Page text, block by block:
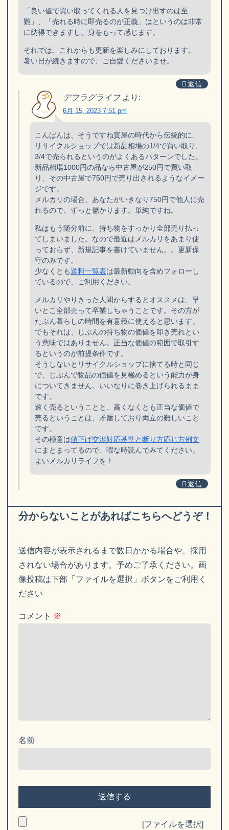
「良い値で買い取ってくれる人を見つけ出すのは至
難」、「売れる時に即売るのが正義」はというのは非常
に納得できますし、身をもって感じます。
それでは、これからも更新を楽しみにしております。
暑い日が続きますので、ご自愛くださいませ。
返信
デフラグライフ より:
6月 15, 2023 7:51 pm
こんばんは、そうですね質屋の時代から伝統的に、
リサイクルショップでは新品相場の1/4で買い取り、
3/4で売られるというのがよくあるパターンでした。
新品相場1000円の品なら中古屋が250円で買い取
り、その中古屋で750円で売り出されるようなイメー
ジです。
メルカリの場合、あなたがいきなり750円で他人に売
れるので、ずっと儲かります。単純ですね。
私はもう随分前に、持ち物をすっかり全部売り払っ
てしまいました。なので最近はメルカリをあまり使
っておらず、新規記事を書けていません。。更新保
守のみです。
少なくとも送料一覧表は最新動向を含めフォローし
ているので、ご利用ください。
メルカリやりきった人間からするとオススメは、早
いとこ全部売って卒業しちゃうことです。その方が
たぶん暮らしの時間を有意義に使えると思います。
でもそれは、じぶんの持ち物の価値を叩き売れとい
う意味ではありません。正当な価値の範囲で取引す
るというのが前提条件です。
そうしないとリサイクルショップに捨てる時と同じ
で、じぶんで物品の価値を見極めるという能力が身
についてきません。いいなりに巻き上げられるまま
です。
速く売るということと、高くなくとも正当な価値で
売るということは、矛盾しており両立の難しいこと
です。
その極意は値下げ交渉対応基準と断り方応じ方例文
にまとまってるので、暇な時読んでみてください。
よいメルカリライフを！
返信
分からないことがあればこちらへどうぞ！
送信内容が表示されるまで数日かかる場合や、採用
されない場合があります。予めご了承ください。画
像投稿は下部「ファイルを選択」ボタンをご利用く
ださい
コメント ※
名前
[ファイルを選択]